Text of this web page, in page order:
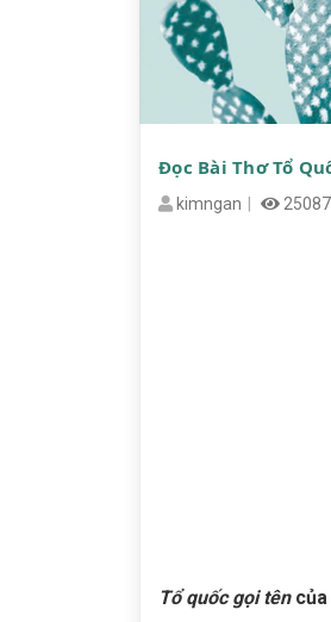
Đọc Bài Thơ Tổ
kimngan 25087
Tổ quốc gọi têncủa